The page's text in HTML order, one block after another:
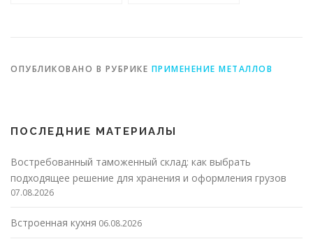
ОПУБЛИКОВАНО В РУБРИКЕ ПРИМЕНЕНИЕ МЕТАЛЛОВ
ПОСЛЕДНИЕ МАТЕРИАЛЫ
Востребованный таможенный склад: как выбрать
подходящее решение для хранения и оформления грузов
07.08.2026
Встроенная кухня 06.08.2026